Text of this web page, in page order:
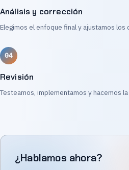
Análisis y corrección
Elegimos el enfoque final y ajustamos los
Revisión
Testeamos, implementamos y hacemos
¿Hablamos ahora?